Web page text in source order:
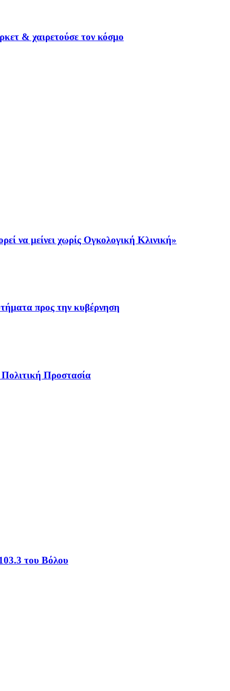
& χαιρετούσε τον κόσμο
να μείνει χωρίς Ογκολογική Κλινική»
προς την κυβέρνηση
Προστασία
του Βόλου